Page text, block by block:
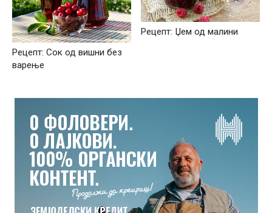
Рецепт: Сок од вишни без
варење
Рецепт: Џем од малини